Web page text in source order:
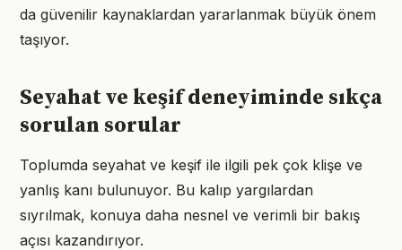
da güvenilir kaynaklardan yararlanmak büyük önem
taşıyor.
Seyahat ve keşif deneyiminde sıkça
sorulan sorular
Toplumda seyahat ve keşif ile ilgili pek çok klişe ve
yanlış kanı bulunuyor. Bu kalıp yargılardan
sıyrılmak, konuya daha nesnel ve verimli bir bakış
açısı kazandırıyor.